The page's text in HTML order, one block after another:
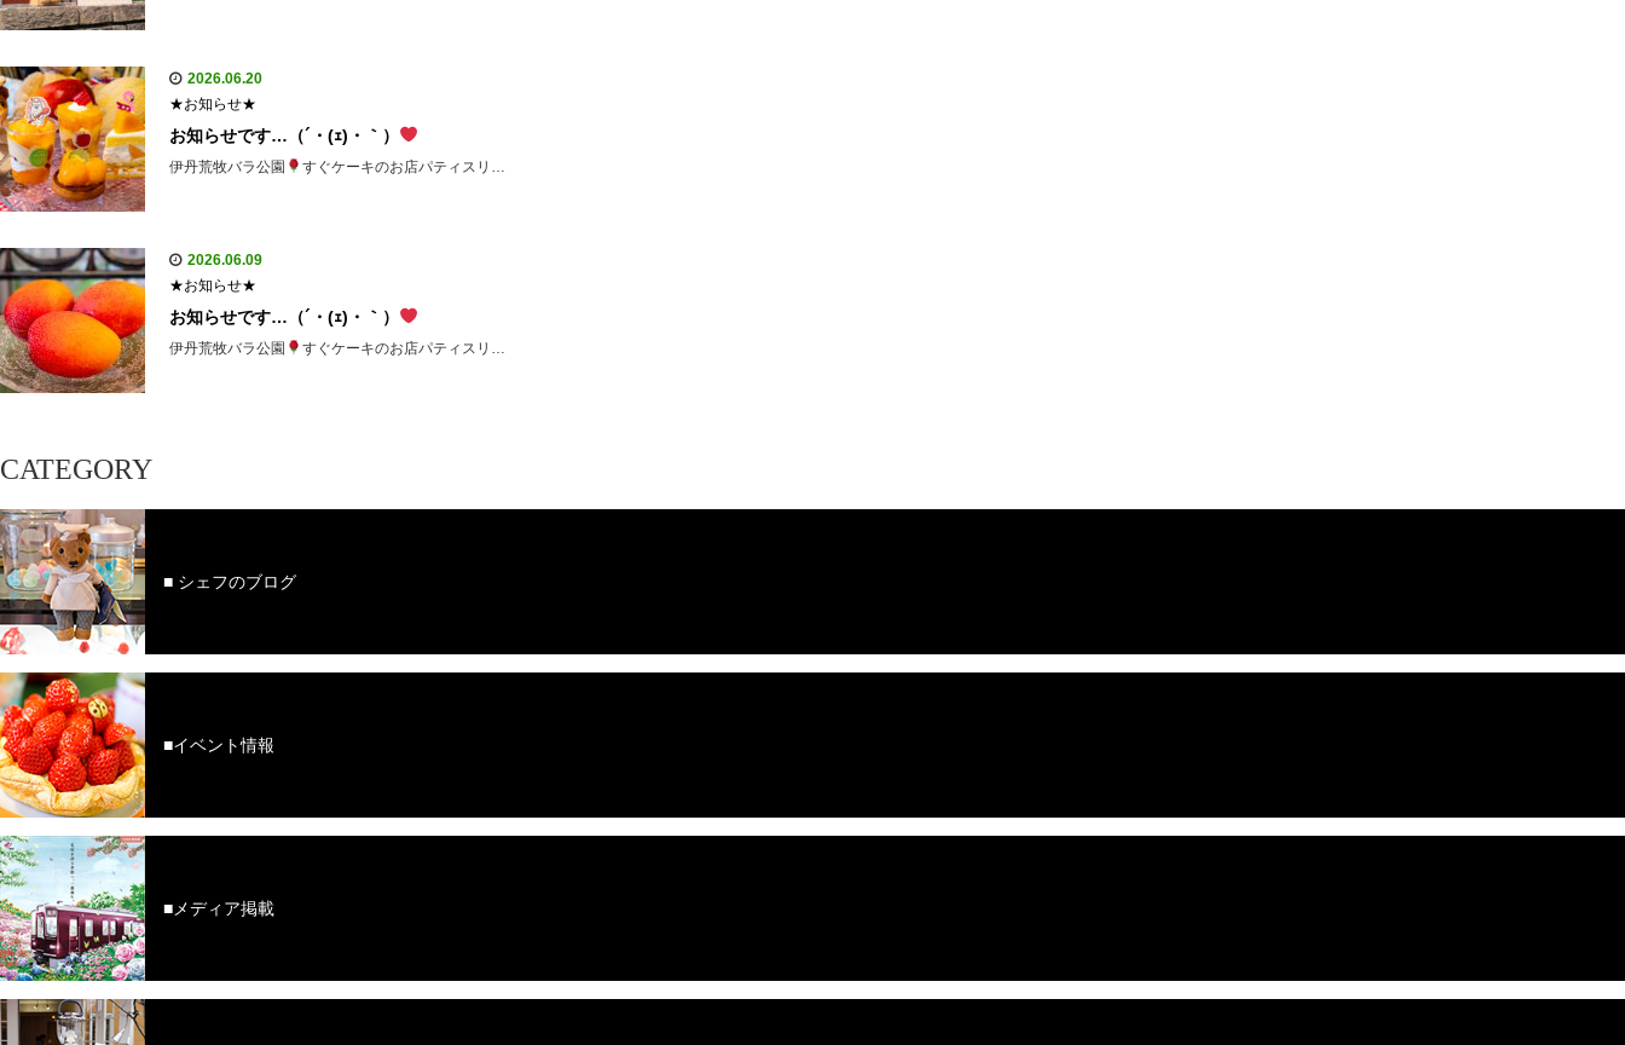
2026.06.20
★お知らせ★
お知らせです…（´・(ｪ)・｀）
伊丹荒牧バラ公園 すぐケーキのお店パティスリ…
2026.06.09
★お知らせ★
お知らせです…（´・(ｪ)・｀）
伊丹荒牧バラ公園 すぐケーキのお店パティスリ…
CATEGORY
■ シェフのブログ
■イベント情報
■メディア掲載